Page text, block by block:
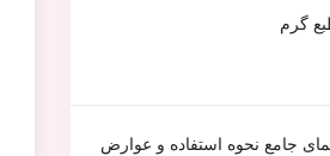
گرم
جامع نحوه استفاده و عوارض